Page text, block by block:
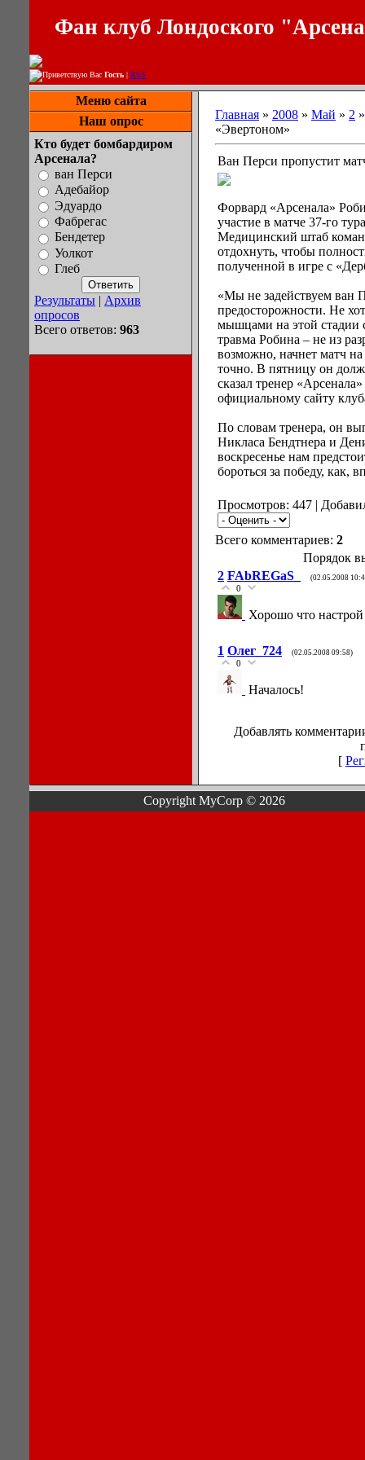
Фан клуб Лондоского
Приветствую Вас Гость | RSS
Меню сайта
Наш опрос
Кто будет бомбардиром
Арсенала?
ван Перси
Адебайор
Эдуардо
Фабрегас
Бендетер
Уолкот
Глеб
Результаты | Архив
опросов
Всего ответов: 963
Главная » 2008 » Май » 2
«Эвертоном»
Ван Перси пропустит
Форвард «Арсенала»
участие в матче 37-го
Медицинский штаб
отдохнуть, чтобы
полученной в игре с
«Мы не задействуем ван
предосторожности. Не
мышцами на этой стадии
травма Робина – не из
возможно, начнет матч
точно. В пятницу он
сказал тренер
официальному сайту
По словам тренера, он
Никласа Бендтнера и
воскресенье нам
бороться за победу, как,
Просмотров: 447 |
Всего комментариев: 2
Порядок
2 FAbREGaS_ (02.05.2008
0
Хорошо что
1 Олег_724 (02.05.2008 09:58)
0
Началось!
Добавлять
[
Copyright MyCorp © 2026